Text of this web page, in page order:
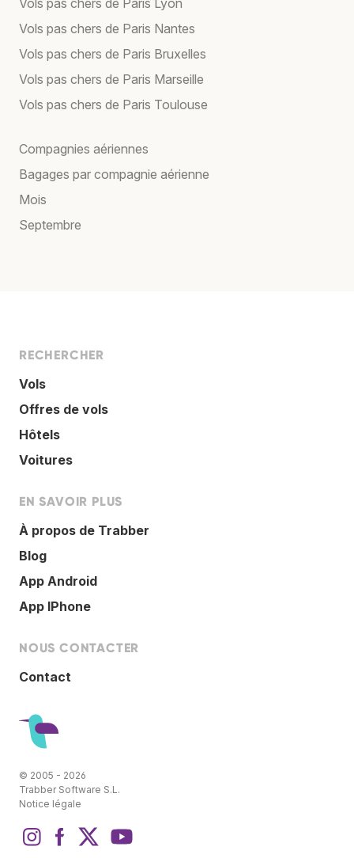
Vols pas chers de Paris Nantes
Vols pas chers de Paris Bruxelles
Vols pas chers de Paris Marseille
Vols pas chers de Paris Toulouse
Compagnies aériennes
Bagages par compagnie aérienne
Mois
Septembre
RECHERCHER
Vols
Offres de vols
Hôtels
Voitures
EN SAVOIR PLUS
À propos de Trabber
Blog
App Android
App IPhone
NOUS CONTACTER
Contact
© 2005 - 2026
Trabber Software S.L.
Notice légale